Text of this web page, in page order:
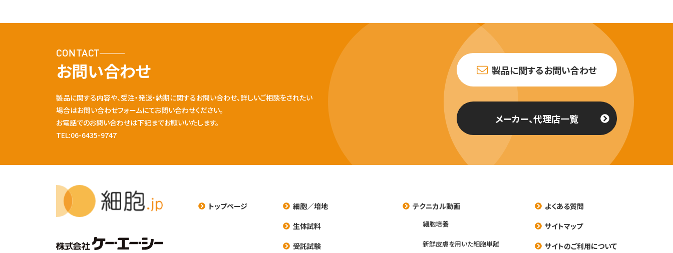
CONTACT
お問い合わせ
製品に関する内容や、受注・発送・納期に関するお問い合わせ、詳しいご相談をされたい
場合はお問い合わせフォームにてお問い合わせください。
お電話でのお問い合わせは下記までお願いいたします。
TEL:06-6435-9747
製品に関するお問い合わせ
メーカー、代理店一覧
トップページ
細胞／培地
生体試料
受託試験
テクニカル動画
細胞培養
新鮮皮膚を用いた細胞単離
よくある質問
サイトマップ
サイトのご利用について